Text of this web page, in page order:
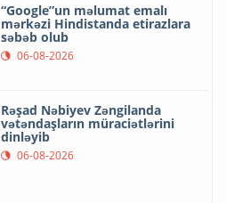
“Google”un məlumat emalı
mərkəzi Hindistanda etirazlara
səbəb olub
06-08-2026
Rəşad Nəbiyev Zəngilanda
vətəndaşların müraciətlərini
dinləyib
06-08-2026